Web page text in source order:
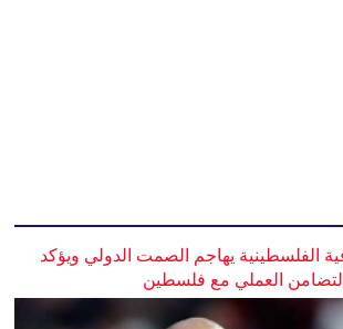
الفلسطينية يهاجم الصمت الدولي ويؤكد
التضامن العملي مع فلسطين